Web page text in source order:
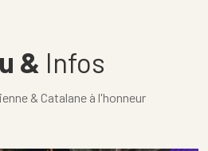
& Infos
& Catalane à l'honneur